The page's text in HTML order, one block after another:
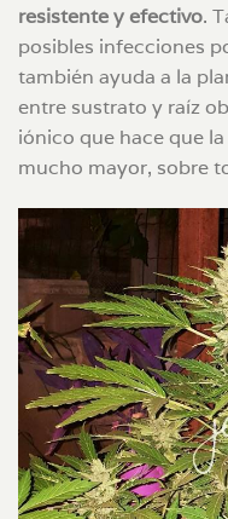
resistente y efectivo.
posibles infecciones
también ayuda a la
entre sustrato y raíz
iónico que hace que
mucho mayor, sobre